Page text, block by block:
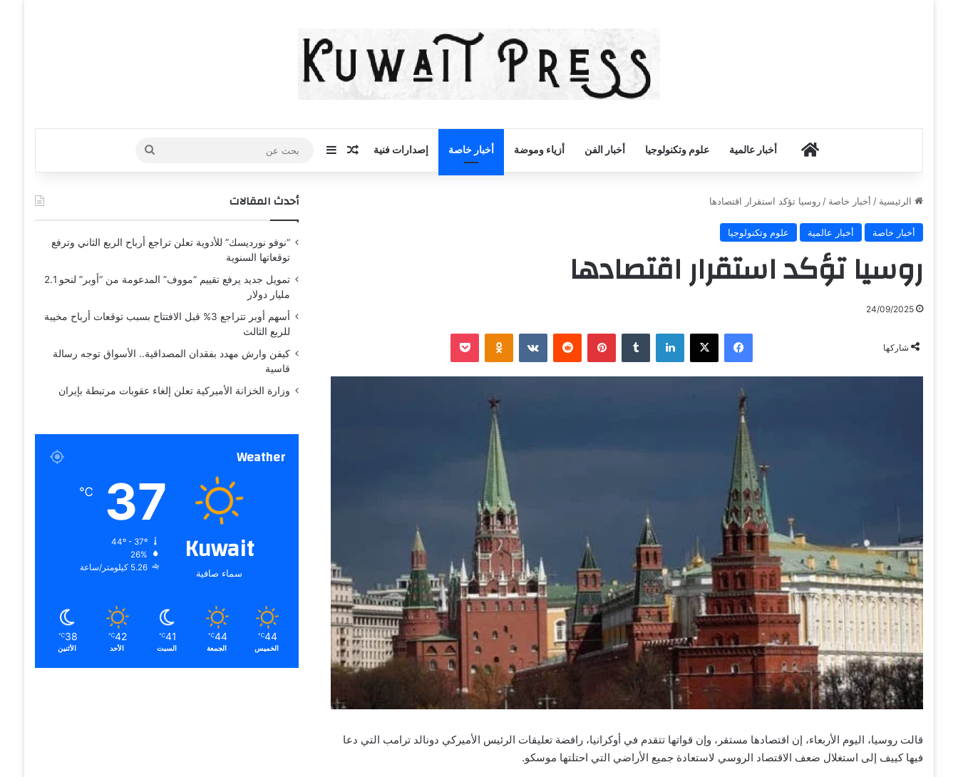
أخبار الكويت
أخبار عالمية علوم وتكنولوجيا أخبار الفن أزياء وموضة أخبار خاصة إصدارات فنية مقال عشوائي
إضافة عمود جانبي
بحث
عن
الرئيسية / أخبار خاصة / روسيا تؤكد استقرار اقتصادها
أخبار خاصة أخبار عالمية علوم وتكنولوجيا
روسيا تؤكد استقرار اقتصادها
24/09/2025
شاركها
فيسبوك ‫X لينكدإن ‏Tumblr بينتيريست ‏Reddit
‏VKontakte
Odnoklassniki
‫Pocket
قالت روسيا، اليوم الأربعاء، إن اقتصادها مستقر، وإن قواتها تتقدم في أوكرانيا، رافضة تعليقات الرئيس الأميركي دونالد ترامب التي دعا
فيها كييف إلى استغلال ضعف الاقتصاد الروسي لاستعادة جميع الأراضي التي احتلتها موسكو.
أحدث المقالات
“نوفو نورديسك” للأدوية تعلن تراجع أرباح الربع الثاني وترفع
توقعاتها السنوية
تمويل جديد يرفع تقييم “مووف” المدعومة من “أوبر” لنحو 2.1
مليار دولار
أسهم أوبر تتراجع 3% قبل الافتتاح بسبب توقعات أرباح مخيبة
للربع الثالث
كيفن وارش مهدد بفقدان المصداقية.. الأسواق توجه رسالة
قاسية
وزارة الخزانة الأميركية تعلن إلغاء عقوبات مرتبطة بإيران
Weather
Kuwait
سماء صافية
37
℃
26%
5.26 كيلومتر/ساعة
44
℃
الخميس
44
℃
الجمعة
41
℃
السبت
42
℃
الأحد
38
℃
الأثنين